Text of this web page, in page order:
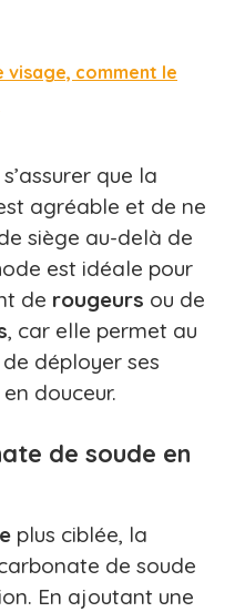
visage, comment le
que la
agréable et de ne
siège au-delà de
est idéale pour
de rougeurs ou de
, car elle permet au
déployer ses
en douceur.
de soude en
plus ciblée, la
de soude
En ajoutant une